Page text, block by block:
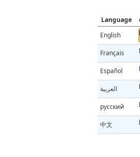
Language
English
Français
Español
العربية
русский
中文